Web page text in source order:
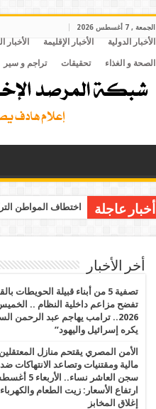
الجمعة , 7 أغسطس 2026
الأخبار الدولية الأخبار الإقليمة الأخبار
الصحة و الغذاء تحقيقات تراجم و سير
أخبار عاجلة اختطاف المواطن
أخر الأخبار
تصفية 5 من أبناء قبيلة الحويطات
2026.. ترامب يهاجم عبد الرحمن
يكره إسرائيل واليهود”
الأمن المصري يقتحم منازل
مالية ومقتنيات وتصاعد الانتهاكات
ارتفاع الأسعار: زيت الطعام
إغلاق المخابز